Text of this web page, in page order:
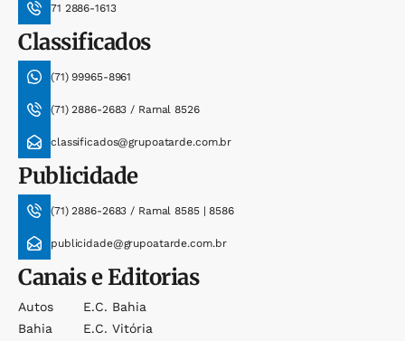
71 2886-1613
Classificados
(71) 99965-8961
(71) 2886-2683 / Ramal 8526
classificados@grupoatarde.com.br
Publicidade
(71) 2886-2683 / Ramal 8585 | 8586
publicidade@grupoatarde.com.br
Canais e Editorias
Autos
Bahia
E.c. Bahia
E.c. Vitória